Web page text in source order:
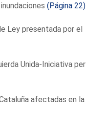
(Página 22)
Ley presentada por el
Unida-Iniciativa per
afectadas en la